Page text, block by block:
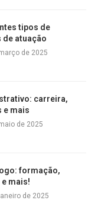
tipos de
de atuação
de 2025
carreira,
e mais
de 2025
formação,
mais!
de 2025